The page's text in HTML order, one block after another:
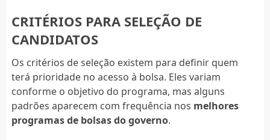
CRITÉRIOS PARA SELEÇÃO DE
CANDIDATOS
Os critérios de seleção existem para definir quem
terá prioridade no acesso à bolsa. Eles variam
conforme o objetivo do programa, mas alguns
padrões aparecem com frequência nos melhores
programas de bolsas do governo.